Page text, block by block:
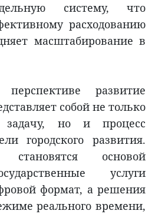
систему, что
расходованию
масштабирование в
развитие
собой не только
задачу, но и процесс
городского развития.
основой
услуги
формат, а решения
реального времени,